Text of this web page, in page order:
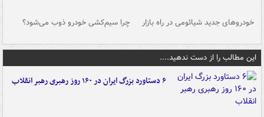
خودروهای جدید شیائومی در راه بازار چرا سیم‌کشی خودرو ذوب می‌شود؟
این مطالب را از دست ندهید....
۶ دستاورد بزرگ ایران در ۱۶۰ روز رهبری رهبر انقلاب